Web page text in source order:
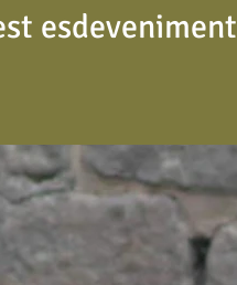
esdeveniment